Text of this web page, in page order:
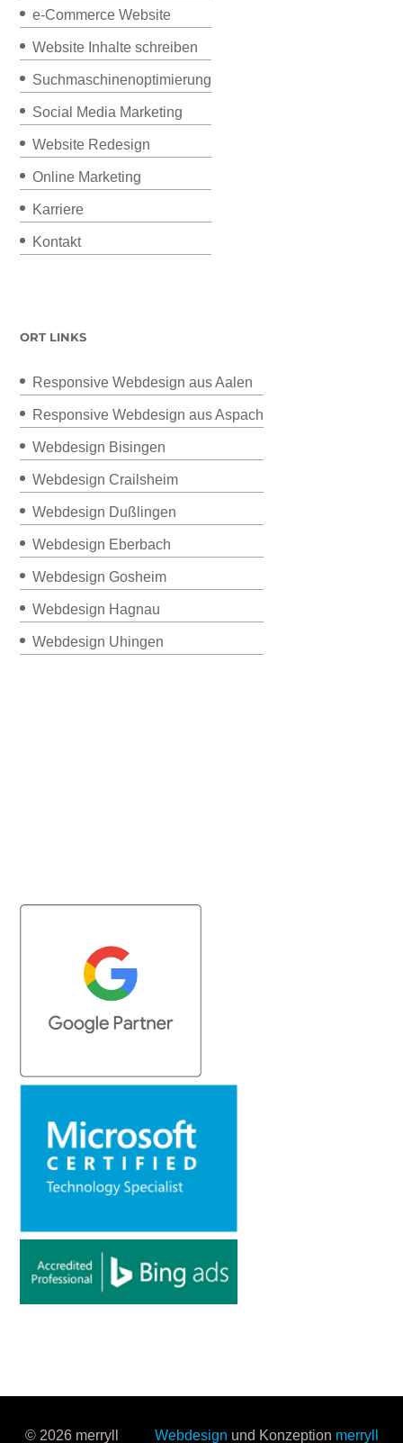
e-Commerce Website
Website Inhalte schreiben
Suchmaschinenoptimierung
Social Media Marketing
Website Redesign
Online Marketing
Karriere
Kontakt
ORT LINKS
Responsive Webdesign aus Aalen
Responsive Webdesign aus Aspach
Webdesign Bisingen
Webdesign Crailsheim
Webdesign Dußlingen
Webdesign Eberbach
Webdesign Gosheim
Webdesign Hagnau
Webdesign Uhingen
© 2026 merryll Webdesign und Konzeption merryll